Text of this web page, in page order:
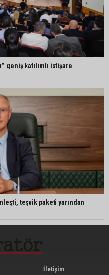
geniş katılımlı istişare
teşvik paketi yarından
İletişim